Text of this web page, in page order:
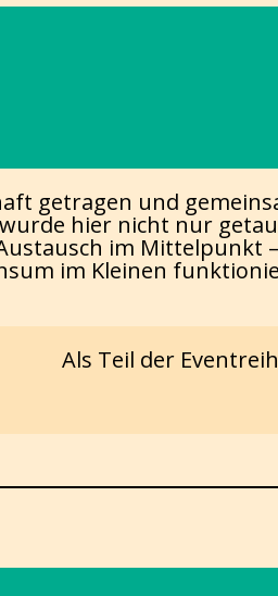
getragen und
hier nicht nur
im Mittelpunkt
im Kleinen
Als Teil der